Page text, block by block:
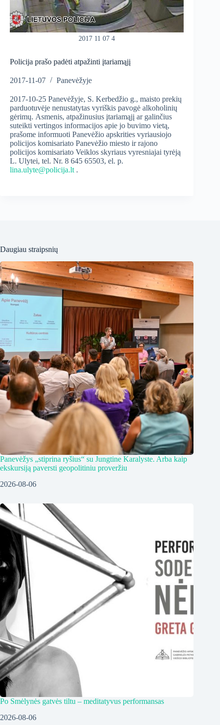
2017 11 07 4
Policija prašo padėti atpažinti įtariamąjį
2017-11-07 Panevėžyje
2017-10-25 Panevėžyje, S. Kerbedžio g., maisto prekių
parduotuvėje nenustatytas vyriškis pavogė alkoholinių
gėrimų. Asmenis, atpažinusius įtariamąjį ar galinčius
suteikti vertingos informacijos apie jo buvimo vietą,
prašome informuoti Panevėžio apskrities vyriausiojo
policijos komisariato Panevėžio miesto ir rajono
policijos komisariato Veiklos skyriaus vyresniajai tyrėją
L. Ulytei, tel. Nr. 8 645 65503, el. p.
lina.ulyte@policija.lt .
Daugiau straipsnių
Panevėžys „stiprina ryšius“ su Jungtine Karalyste. Arba kaip
ekskursiją paversti geopolitiniu proveržiu
2026-08-06
Po Smėlynės gatvės tiltu – meditatyvus performansas
2026-08-06